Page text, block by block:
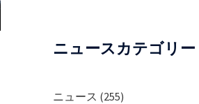
ニュースカテゴリー
ニュース (255)